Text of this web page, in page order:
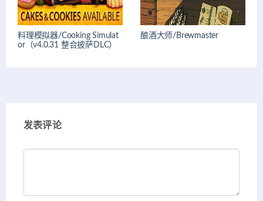
料理模拟器/Cooking Simulat
or（v4.0.31 整合披萨DLC）
酿酒大师/Brewmaster
发表评论